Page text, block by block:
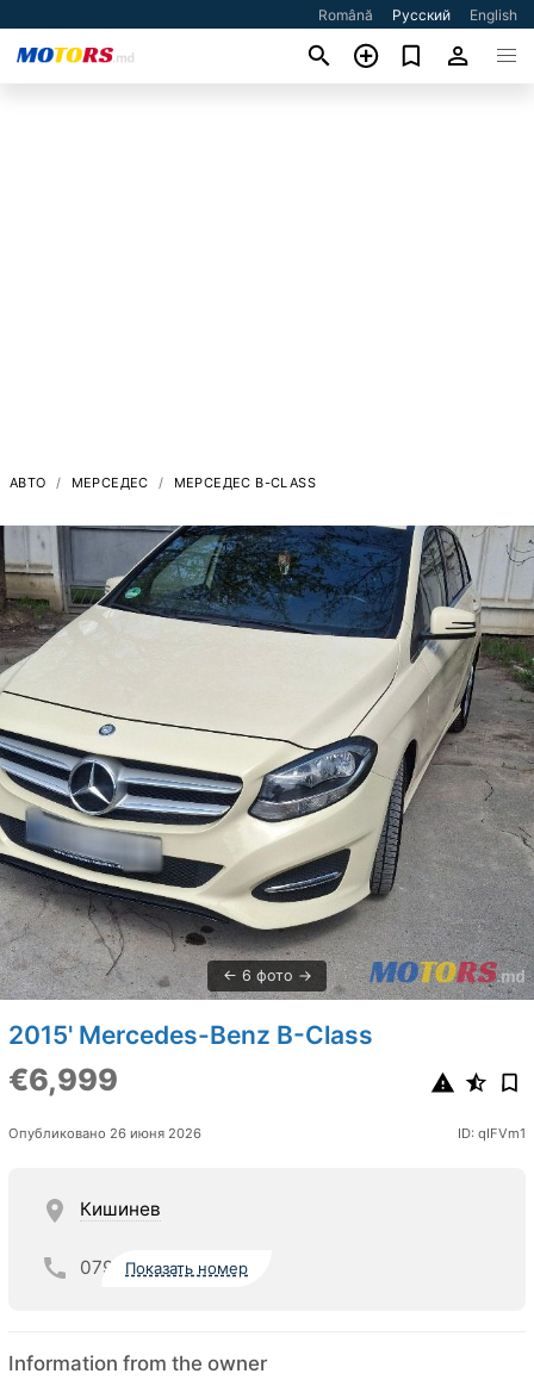
Română Русский English
АВТО МЕРСЕДЕС МЕРСЕДЕС B-CLASS
6 фото
2015' Mercedes-Benz B-Class
€6,999
Опубликовано 26 июня 2026 ID: qIFVm1
Кишинев
079 Показать номер
Information from the owner